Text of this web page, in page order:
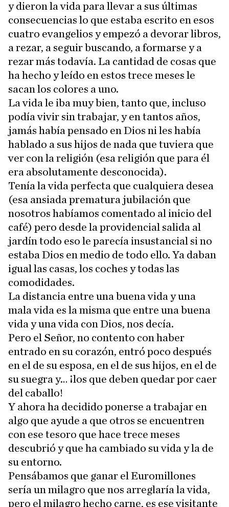
y dieron la vida para llevar a sus últimas
consecuencias lo que estaba escrito en esos
cuatro evangelios y empezó a devorar libros,
a rezar, a seguir buscando, a formarse y a
rezar más todavía. La cantidad de cosas que
ha hecho y leído en estos trece meses le
sacan los colores a uno.
La vida le iba muy bien, tanto que, incluso
podía vivir sin trabajar, y en tantos años,
jamás había pensado en Dios ni les había
hablado a sus hijos de nada que tuviera que
ver con la religión (esa religión que para él
era absolutamente desconocida).
Tenía la vida perfecta que cualquiera desea
(esa ansiada prematura jubilación que
nosotros habíamos comentado al inicio del
café) pero desde la providencial salida al
jardín todo eso le parecía insustancial si no
estaba Dios en medio de todo ello. Ya daban
igual las casas, los coches y todas las
comodidades.
La distancia entre una buena vida y una
mala vida es la misma que entre una buena
vida y una vida con Dios, nos decía.
Pero el Señor, no contento con haber
entrado en su corazón, entró poco después
en el de su esposa, en el de sus hijos, en el de
su suegra y… ¡los que deben quedar por caer
del caballo!
Y ahora ha decidido ponerse a trabajar en
algo que ayude a que otros se encuentren
con ese tesoro que hace trece meses
descubrió y que ha cambiado su vida y la de
su entorno.
Pensábamos que ganar el Euromillones
sería un milagro que nos arreglaría la vida,
pero el milagro hecho carne, es ese visitante